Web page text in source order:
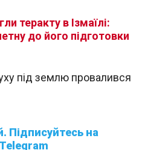
теракту в Ізмаїлі:
до його підготовки